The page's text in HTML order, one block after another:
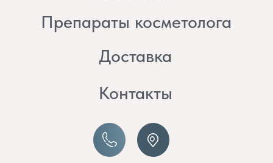
8 (982) 297 07 97
8 (982) 277 07 97